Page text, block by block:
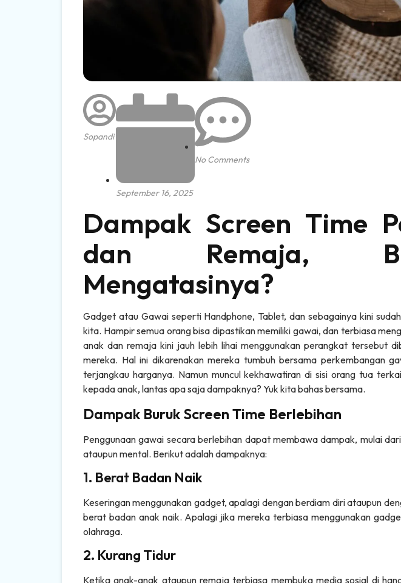
Sopandi
September 16, 2025
No Comments
Dampak Screen Time
dan Remaja,
Mengatasinya?
Gadget atau Gawai seperti Handphone, Tablet, dan sebagainya kini
kita. Hampir semua orang bisa dipastikan memiliki gawai, dan terbiasa
anak dan remaja kini jauh lebih lihai menggunakan perangkat tersebut
mereka. Hal ini dikarenakan mereka tumbuh bersama perkembangan
terjangkau harganya. Namun muncul kekhawatiran di sisi orang tua
kepada anak, lantas apa saja dampaknya? Yuk kita bahas bersama.
Dampak Buruk Screen Time Berlebihan
Penggunaan gawai secara berlebihan dapat membawa dampak, mulai
ataupun mental. Berikut adalah dampaknya:
1. Berat Badan Naik
Keseringan menggunakan gadget, apalagi dengan berdiam diri ataupun
berat badan anak naik. Apalagi jika mereka terbiasa menggunakan
olahraga.
2. Kurang Tidur
Ketika anak-anak ataupun remaja terbiasa membuka media sosial di